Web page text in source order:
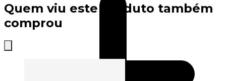
Quem viu este produto também
comprou